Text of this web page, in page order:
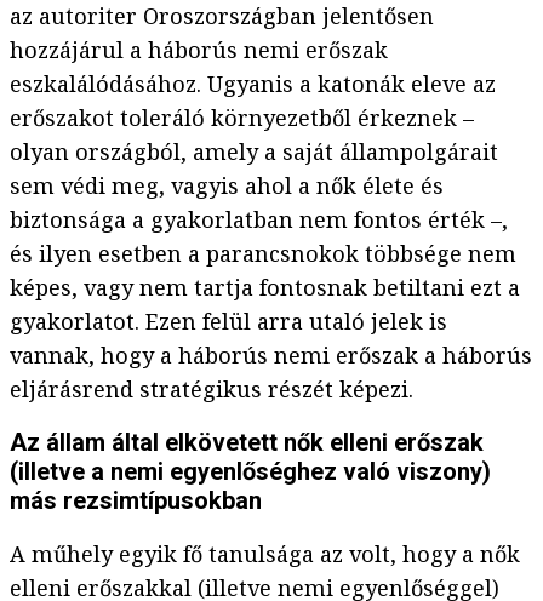
az autoriter Oroszországban jelentősen
hozzájárul a háborús nemi erőszak
eszkalálódásához. Ugyanis a katonák eleve az
erőszakot toleráló környezetből érkeznek –
olyan országból, amely a saját állampolgárait
sem védi meg, vagyis ahol a nők élete és
biztonsága a gyakorlatban nem fontos érték –,
és ilyen esetben a parancsnokok többsége nem
képes, vagy nem tartja fontosnak betiltani ezt a
gyakorlatot. Ezen felül arra utaló jelek is
vannak, hogy a háborús nemi erőszak a háborús
eljárásrend stratégikus részét képezi.
Az állam által elkövetett nők elleni erőszak
(illetve a nemi egyenlőséghez való viszony)
más rezsimtípusokban
A műhely egyik fő tanulsága az volt, hogy a nők
elleni erőszakkal (illetve nemi egyenlőséggel)